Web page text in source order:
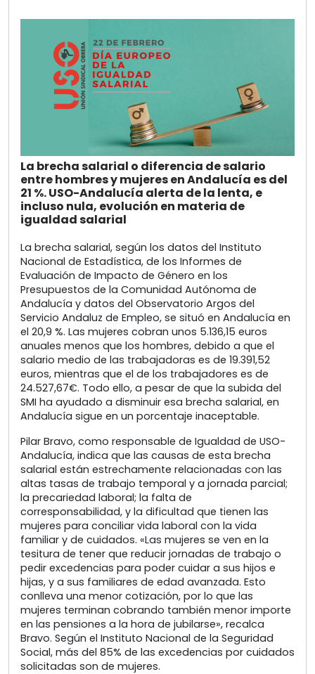
La brecha salarial o diferencia de salario
entre hombres y mujeres en Andalucía es del
21 %. USO-Andalucía alerta de la lenta, e
incluso nula, evolución en materia de
igualdad salarial
La brecha salarial, según los datos del Instituto
Nacional de Estadística, de los Informes de
Evaluación de Impacto de Género en los
Presupuestos de la Comunidad Autónoma de
Andalucía y datos del Observatorio Argos del
Servicio Andaluz de Empleo, se situó en Andalucía en
el 20,9 %. Las mujeres cobran unos 5.136,15 euros
anuales menos que los hombres, debido a que el
salario medio de las trabajadoras es de 19.391,52
euros, mientras que el de los trabajadores es de
24.527,67€. Todo ello, a pesar de que la subida del
SMI ha ayudado a disminuir esa brecha salarial, en
Andalucía sigue en un porcentaje inaceptable.
Pilar Bravo, como responsable de Igualdad de USO-
Andalucía, indica que las causas de esta brecha
salarial están estrechamente relacionadas con las
altas tasas de trabajo temporal y a jornada parcial;
la precariedad laboral; la falta de
corresponsabilidad, y la dificultad que tienen las
mujeres para conciliar vida laboral con la vida
familiar y de cuidados. «Las mujeres se ven en la
tesitura de tener que reducir jornadas de trabajo o
pedir excedencias para poder cuidar a sus hijos e
hijas, y a sus familiares de edad avanzada. Esto
conlleva una menor cotización, por lo que las
mujeres terminan cobrando también menor importe
en las pensiones a la hora de jubilarse», recalca
Bravo. Según el Instituto Nacional de la Seguridad
Social, más del 85% de las excedencias por cuidados
solicitadas son de mujeres.